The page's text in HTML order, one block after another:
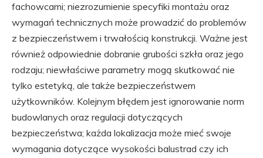
fachowcami; niezrozumienie specyfiki montażu oraz
wymagań technicznych może prowadzić do problemów
z bezpieczeństwem i trwałością konstrukcji. Ważne jest
również odpowiednie dobranie grubości szkła oraz jego
rodzaju; niewłaściwe parametry mogą skutkować nie
tylko estetyką, ale także bezpieczeństwem
użytkowników. Kolejnym błędem jest ignorowanie norm
budowlanych oraz regulacji dotyczących
bezpieczeństwa; każda lokalizacja może mieć swoje
wymagania dotyczące wysokości balustrad czy ich